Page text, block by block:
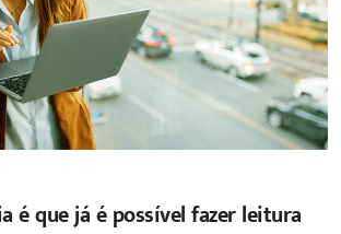
é que já é possível fazer leitura